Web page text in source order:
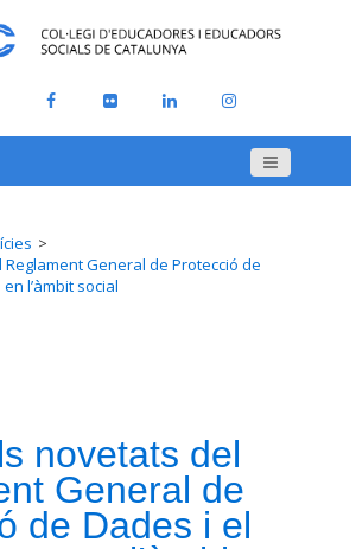
General de Protecció de
l’àmbit social
novetats del
General de
de Dades i el